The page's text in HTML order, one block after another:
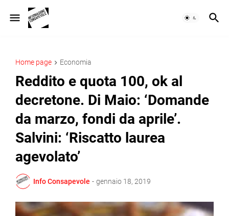
Home page Economia
Reddito e quota 100, ok al
decretone. Di Maio: ‘Domande
da marzo, fondi da aprile’.
Salvini: ‘Riscatto laurea
agevolato’
Info Consapevole - gennaio 18, 2019